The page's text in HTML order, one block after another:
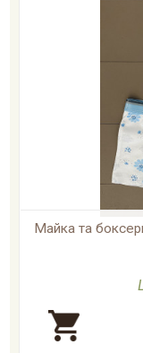
Майка та